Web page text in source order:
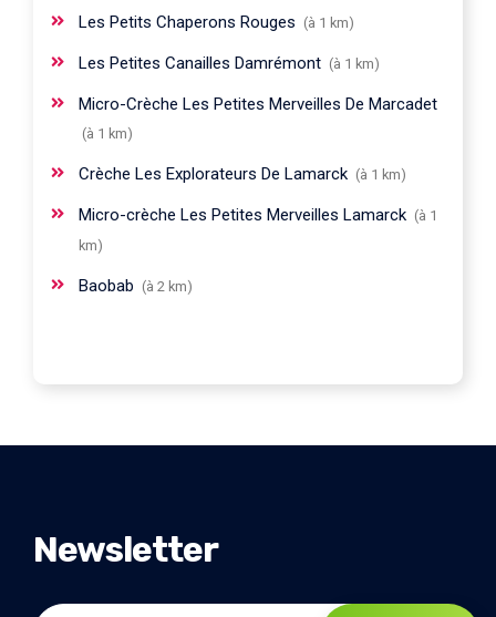
Les Petits Chaperons Rouges (à 1 km)
Les Petites Canailles Damrémont (à 1 km)
Micro-Crèche Les Petites Merveilles De Marcadet
(à 1 km)
Crèche Les Explorateurs De Lamarck (à 1 km)
Micro-crèche Les Petites Merveilles Lamarck (à 1
km)
Baobab (à 2 km)
Newsletter